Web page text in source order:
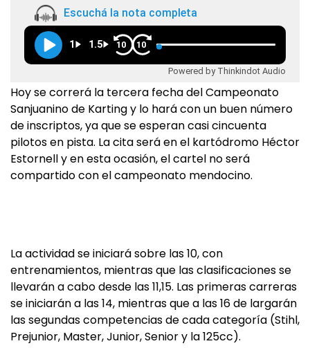
Escuchá la nota completa
1 1.5 10 10
Powered by Thinkindot Audio
Hoy se correrá la tercera fecha del Campeonato
Sanjuanino de Karting y lo hará con un buen número
de inscriptos, ya que se esperan casi cincuenta
pilotos en pista. La cita será en el kartódromo Héctor
Estornell y en esta ocasión, el cartel no será
compartido con el campeonato mendocino.
La actividad se iniciará sobre las 10, con
entrenamientos, mientras que las clasificaciones se
llevarán a cabo desde las 11,15. Las primeras carreras
se iniciarán a las 14, mientras que a las 16 de largarán
las segundas competencias de cada categoría (Stihl,
Prejunior, Master, Junior, Senior y la 125cc).